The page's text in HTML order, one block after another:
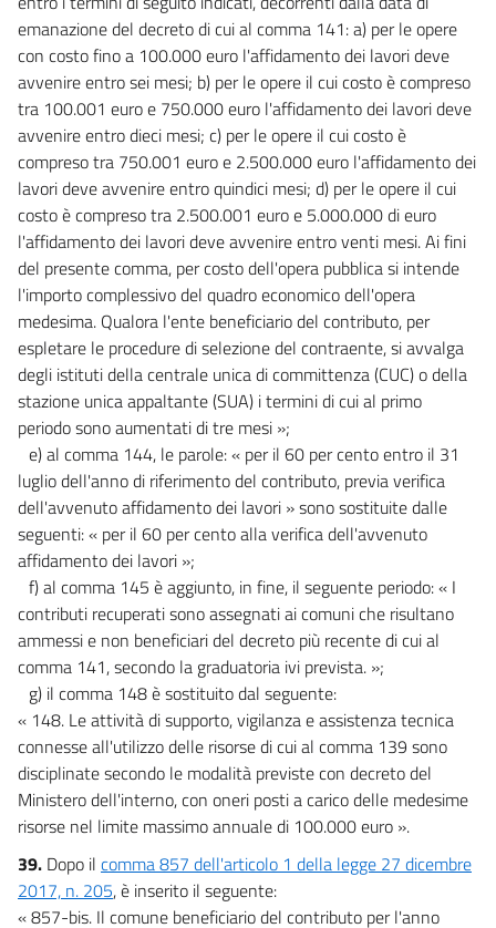
emanazione del decreto di cui al comma 141: a) per le opere
con costo fino a 100.000 euro l'affidamento dei lavori deve
avvenire entro sei mesi; b) per le opere il cui costo è compreso
tra 100.001 euro e 750.000 euro l'affidamento dei lavori deve
avvenire entro dieci mesi; c) per le opere il cui costo è
compreso tra 750.001 euro e 2.500.000 euro l'affidamento dei
lavori deve avvenire entro quindici mesi; d) per le opere il cui
costo è compreso tra 2.500.001 euro e 5.000.000 di euro
l'affidamento dei lavori deve avvenire entro venti mesi. Ai fini
del presente comma, per costo dell'opera pubblica si intende
l'importo complessivo del quadro economico dell'opera
medesima. Qualora l'ente beneficiario del contributo, per
espletare le procedure di selezione del contraente, si avvalga
degli istituti della centrale unica di committenza (CUC) o della
stazione unica appaltante (SUA) i termini di cui al primo
periodo sono aumentati di tre mesi »;
e) al comma 144, le parole: « per il 60 per cento entro il 31
luglio dell'anno di riferimento del contributo, previa verifica
dell'avvenuto affidamento dei lavori » sono sostituite dalle
seguenti: « per il 60 per cento alla verifica dell'avvenuto
affidamento dei lavori »;
f) al comma 145 è aggiunto, in fine, il seguente periodo: « I
contributi recuperati sono assegnati ai comuni che risultano
ammessi e non beneficiari del decreto più recente di cui al
comma 141, secondo la graduatoria ivi prevista. »;
g) il comma 148 è sostituito dal seguente:
« 148. Le attività di supporto, vigilanza e assistenza tecnica
connesse all'utilizzo delle risorse di cui al comma 139 sono
disciplinate secondo le modalità previste con decreto del
Ministero dell'interno, con oneri posti a carico delle medesime
risorse nel limite massimo annuale di 100.000 euro ».
39. Dopo il comma 857 dell'articolo 1 della legge 27 dicembre
2017, n. 205, è inserito il seguente:
« 857-bis. Il comune beneficiario del contributo per l'anno